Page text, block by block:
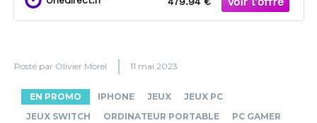
Posté par Olivier Morel 11 mai 2023
EN PROMO IPHONE JEUX
JEUX PC
JEUX SWITCH
ORDINATEUR PORTABLE
PC GAMER